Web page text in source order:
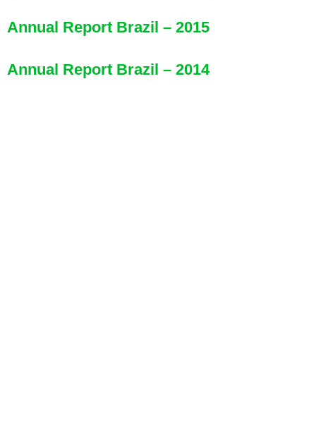
Annual Report Brazil – 2015
Annual Report Brazil – 2014